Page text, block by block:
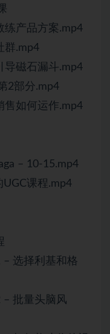
品方案.mp4
.mp4
石漏斗.mp4
部分.mp4
何运作.mp4
– 10-15.mp4
课程.mp4
择利基和格
量头脑风